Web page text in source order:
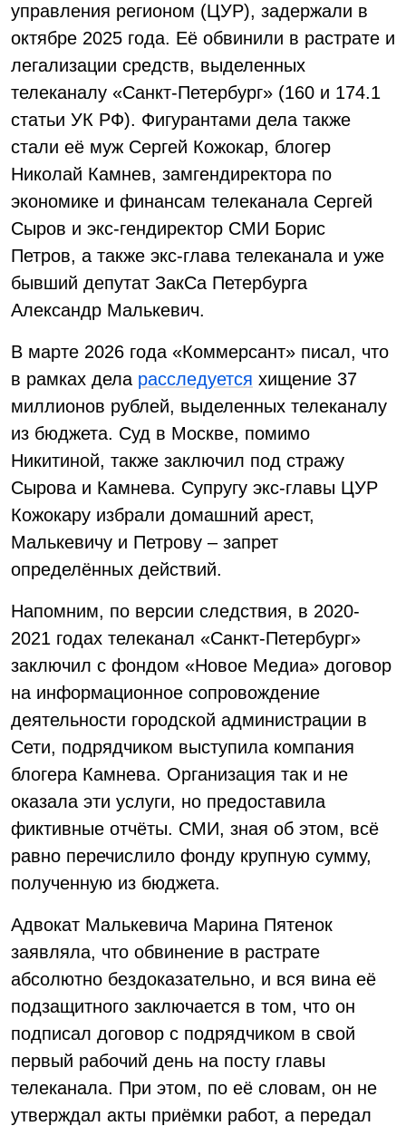
управления регионом (ЦУР), задержали в
октябре 2025 года. Её обвинили в растрате и
легализации средств, выделенных
телеканалу «Санкт-Петербург» (160 и 174.1
статьи УК РФ). Фигурантами дела также
стали её муж Сергей Кожокар, блогер
Николай Камнев, замгендиректора по
экономике и финансам телеканала Сергей
Сыров и экс-гендиректор СМИ Борис
Петров, а также экс-глава телеканала и уже
бывший депутат ЗакСа Петербурга
Александр Малькевич.
В марте 2026 года «Коммерсант» писал, что
в рамках дела расследуется хищение 37
миллионов рублей, выделенных телеканалу
из бюджета. Суд в Москве, помимо
Никитиной, также заключил под стражу
Сырова и Камнева. Супругу экс-главы ЦУР
Кожокару избрали домашний арест,
Малькевичу и Петрову – запрет
определённых действий.
Напомним, по версии следствия, в 2020-
2021 годах телеканал «Санкт-Петербург»
заключил с фондом «Новое Медиа» договор
на информационное сопровождение
деятельности городской администрации в
Сети, подрядчиком выступила компания
блогера Камнева. Организация так и не
оказала эти услуги, но предоставила
фиктивные отчёты. СМИ, зная об этом, всё
равно перечислило фонду крупную сумму,
полученную из бюджета.
Адвокат Малькевича Марина Пятенок
заявляла, что обвинение в растрате
абсолютно бездоказательно, и вся вина её
подзащитного заключается в том, что он
подписал договор с подрядчиком в свой
первый рабочий день на посту главы
телеканала. При этом, по её словам, он не
утверждал акты приёмки работ, а передал